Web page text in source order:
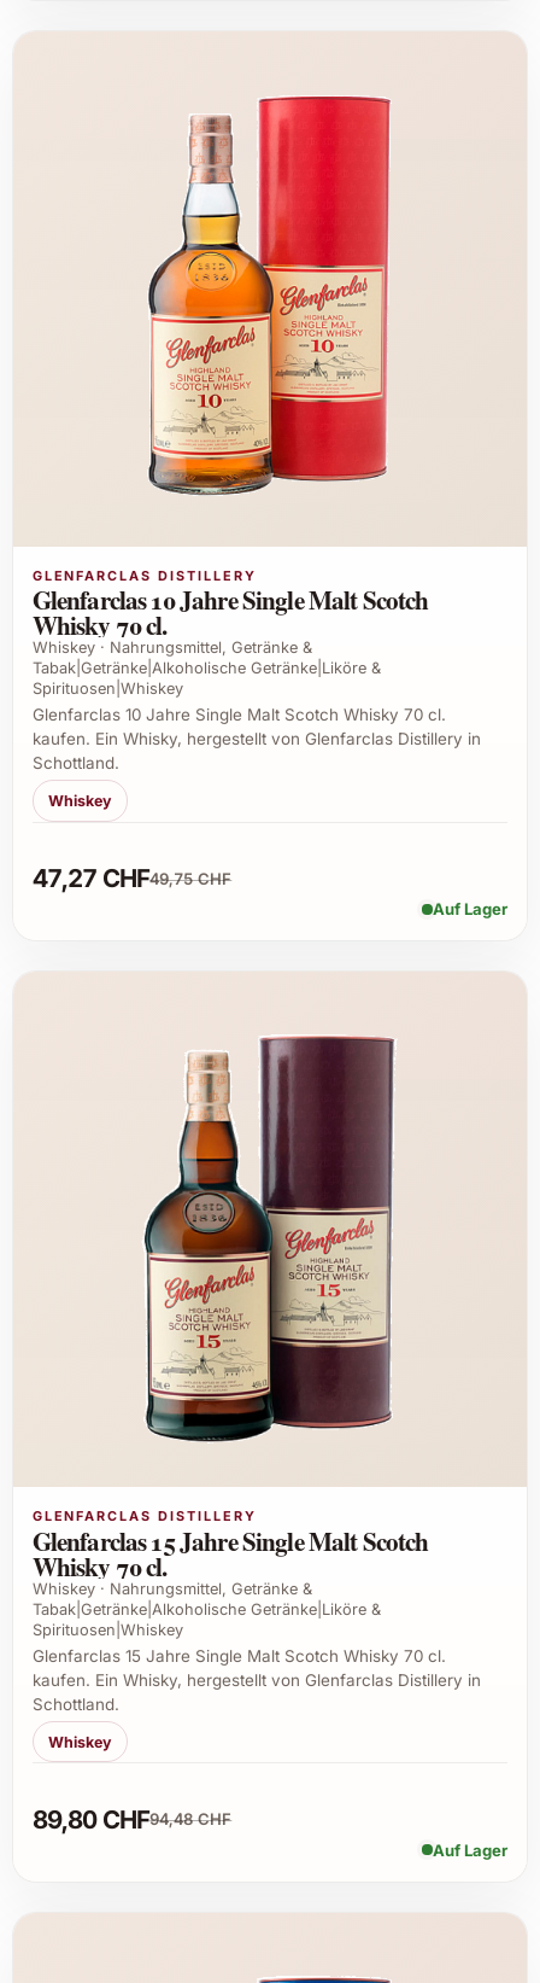
GLENFARCLAS DISTILLERY
Glenfarclas 10 Jahre Single Malt Scotch
Whisky 70 cl.
Whiskey · Nahrungsmittel, Getränke &
Tabak|Getränke|Alkoholische Getränke|Liköre &
Spirituosen|Whiskey
Glenfarclas 10 Jahre Single Malt Scotch Whisky 70 cl.
kaufen. Ein Whisky, hergestellt von Glenfarclas Distillery in
Schottland.
Whiskey
47,27 CHF49,75 CHF
Auf Lager
GLENFARCLAS DISTILLERY
Glenfarclas 15 Jahre Single Malt Scotch
Whisky 70 cl.
Whiskey · Nahrungsmittel, Getränke &
Tabak|Getränke|Alkoholische Getränke|Liköre &
Spirituosen|Whiskey
Glenfarclas 15 Jahre Single Malt Scotch Whisky 70 cl.
kaufen. Ein Whisky, hergestellt von Glenfarclas Distillery in
Schottland.
Whiskey
89,80 CHF94,48 CHF
Auf Lager